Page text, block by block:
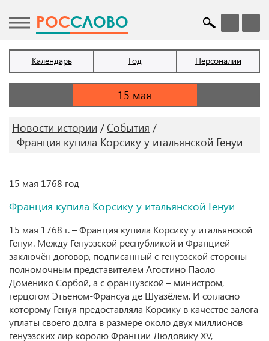
POCСЛОВО
Календарь Год Персоналии
Новости истории
События
Франция купила Корсику у итальянской Генуи
15 мая 1768 год
Франция купила Корсику у итальянской Генуи
15 мая 1768 г. – Франция купила Корсику у итальянской
Генуи. Между Генуэзской республикой и Францией
заключён договор, подписанный с генуэзской стороны
полномочным представителем Агостино Паоло
Доменико Сорбой, а с французской – министром,
герцогом Этьеном-Франсуа де Шуазёлем. И согласно
которому Генуя предоставляла Корсику в качестве залога
уплаты своего долга в размере около двух миллионов
генуэзских лир королю Франции Людовику XV,